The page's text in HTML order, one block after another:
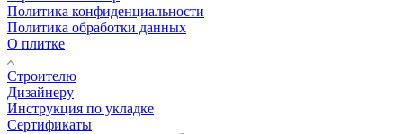
Политика конфиденциальности
Политика обработки данных
О плитке
Строителю
Дизайнеру
Инструкция по укладке
Сертификаты